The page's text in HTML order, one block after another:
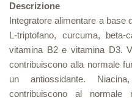
Descrizione
Integratore alimentare a base
L-triptofano, curcuma, beta-
vitamina B2 e vitamina D3.
contribuiscono alla normale
un antiossidante.
contribuiscono al normale